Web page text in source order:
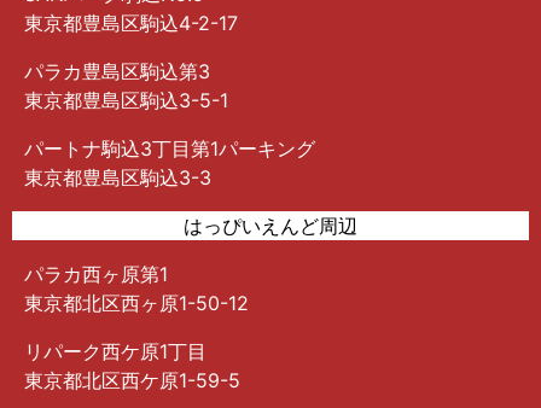
東京都豊島区駒込4-2-17
パラカ豊島区駒込第3
東京都豊島区駒込3-5-1
パートナ駒込3丁目第1パーキング
東京都豊島区駒込3-3
はっぴいえんど周辺
パラカ西ヶ原第1
東京都北区西ヶ原1-50-12
リパーク西ケ原1丁目
東京都北区西ケ原1-59-5